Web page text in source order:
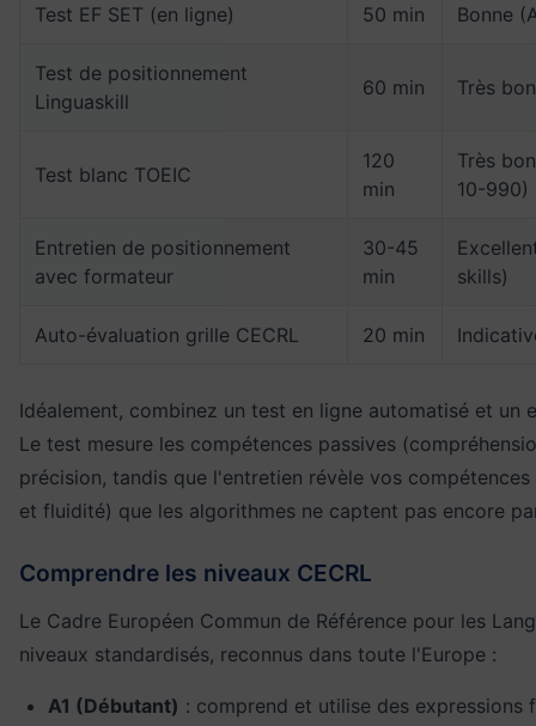
Test EF SET (en ligne) 50 min Bonne
Test de positionnement
Linguaskill
60 min Très
Test blanc TOEIC
120
min
Très
10-990)
Entretien de positionnement
avec formateur
30-45
min
skills)
Auto-évaluation grille CECRL 20 min
Idéalement, combinez un test en ligne automatisé et un
Le test mesure les compétences passives
précision, tandis que l'entretien révèle vos
et fluidité) que les algorithmes ne captent pas encore
Comprendre les niveaux CECRL
Le Cadre Européen Commun de Référence pour les
niveaux standardisés, reconnus dans toute l'Europe :
A1 (Débutant) : comprend et utilise des expressions